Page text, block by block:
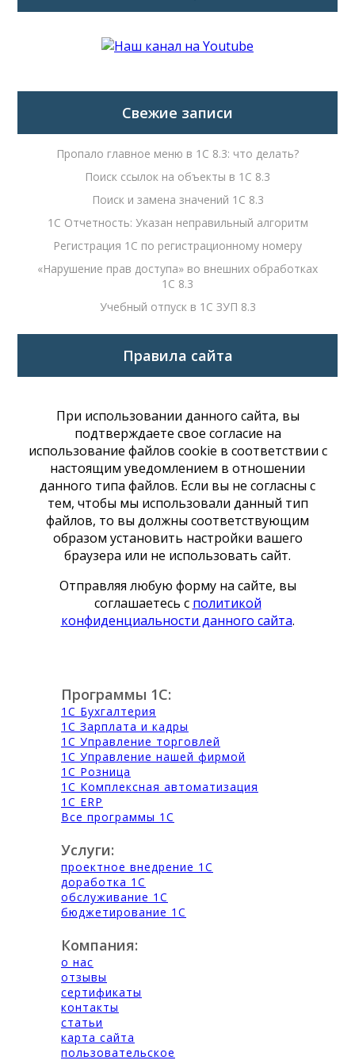
Свежие записи
Пропало главное меню в 1С 8.3: что делать?
Поиск ссылок на объекты в 1С 8.3
Поиск и замена значений 1С 8.3
1С Отчетность: Указан неправильный алгоритм
Регистрация 1С по регистрационному номеру
«Нарушение прав доступа» во внешних обработках
1С 8.3
Учебный отпуск в 1С ЗУП 8.3
Правила сайта
При использовании данного сайта, вы
подтверждаете свое согласие на
использование файлов cookie в соответствии с
настоящим уведомлением в отношении
данного типа файлов. Если вы не согласны с
тем, чтобы мы использовали данный тип
файлов, то вы должны соответствующим
образом установить настройки вашего
браузера или не использовать сайт.
Отправляя любую форму на сайте, вы
соглашаетесь с политикой
конфиденциальности данного сайта.
Программы 1С:
1С Бухгалтерия
1С Зарплата и кадры
1С Управление торговлей
1С Управление нашей фирмой
1С Розница
1С Комплексная автоматизация
1С ERP
Все программы 1С
Услуги:
проектное внедрение 1С
доработка 1С
обслуживание 1С
бюджетирование 1С
Компания:
о нас
отзывы
сертификаты
контакты
статьи
карта сайта
пользовательское